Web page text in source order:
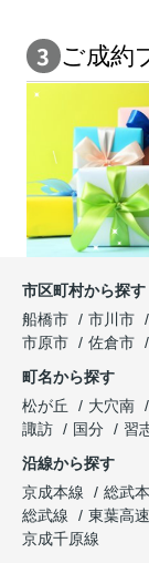
ご成約
市区町村から探す
船橋市
市川市
市原市
佐倉市
町名から探す
松が丘
大穴南
諏訪
国分 習
沿線から探す
京成本線
総武
総武線
東葉高
京成千原線